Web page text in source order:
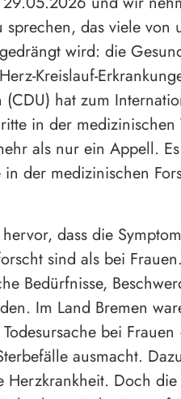
sprechen, das viele
wird: die
Kreislauf-
hat zum
in der
als nur ein Appell.
in der medizinischen
dass die
sind als bei
Bedürfnisse,
Im Land Bremen
bei
ausmacht.
Herzkrankheit. Doch